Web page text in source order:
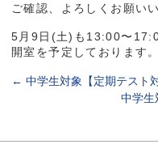
ご確認、よろしくお願い
5月9日(土)も13:00〜
開室を予定しております。
← 中学生対象【定期テスト
中学生